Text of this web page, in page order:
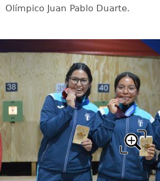
Olímpico Juan Pablo Duarte.